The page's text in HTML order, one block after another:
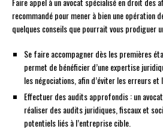
recommandé pour mener à bien une opération
quelques conseils que pourrait vous prodiguer
Se faire accompagner dès les premières
permet de bénéficier d’une expertise
les négociations, afin d’éviter les erreurs et
Effectuer des audits approfondis : un
réaliser des audits juridiques, fiscaux et
potentiels liés à l’entreprise cible.